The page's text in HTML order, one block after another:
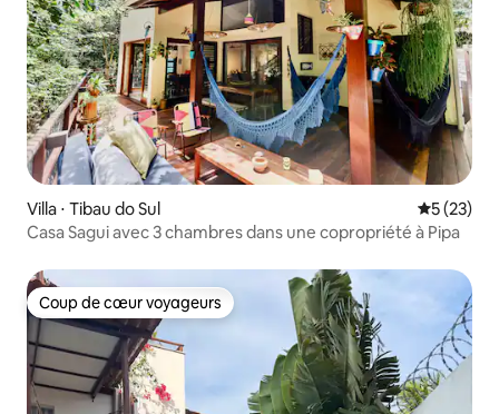
Villa ⋅ Tibau do Sul
5 (23)
Casa Sagui avec 3 chambres dans une copropriété à Pipa
Coup de cœur voyageurs
Coup de cœur voyageurs